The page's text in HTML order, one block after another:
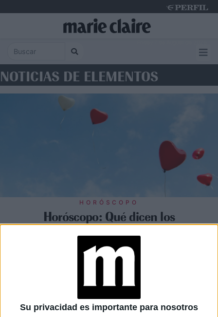
Su privacidad es importante para nosotros
NOTICIAS DE ELEMENTOS
HORÓSCOPO
Horóscopo: Qué dicen los
astros en el amor para el mes
de noviembre